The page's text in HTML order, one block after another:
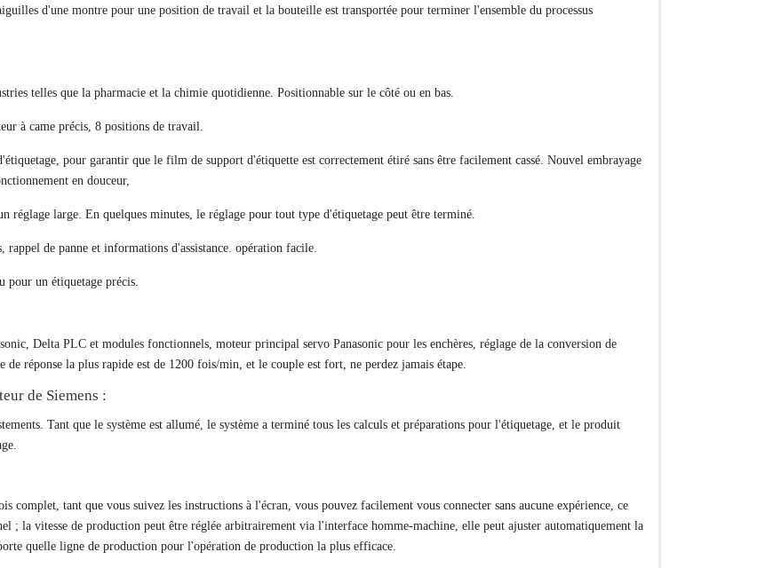
d'une montre pour une position de travail et la bouteille est transportée pour terminer l'ensemble du processus
telles que la pharmacie et la chimie quotidienne. Positionnable sur le côté ou en bas.
à came précis, 8 positions de travail.
pour garantir que le film de support d'étiquette est correctement étiré sans être facilement cassé. Nouvel embrayage
en douceur,
réglage large. En quelques minutes, le réglage pour tout type d'étiquetage peut être terminé.
rappel de panne et informations d'assistance. opération facile.
pour un étiquetage précis.
Delta PLC et modules fonctionnels, moteur principal servo Panasonic pour les enchères, réglage de la conversion de
réponse la plus rapide est de 1200 fois/min, et le couple est fort, ne perdez jamais étape.
de Siemens :
Tant que le système est allumé, le système a terminé tous les calculs et préparations pour l'étiquetage, et le produit
tant que vous suivez les instructions à l'écran, vous pouvez facilement vous connecter sans aucune expérience, ce
; la vitesse de production peut être réglée arbitrairement via l'interface homme-machine, elle peut ajuster automatiquement la
quelle ligne de production pour l'opération de production la plus efficace.